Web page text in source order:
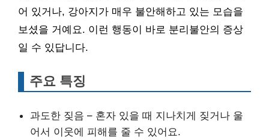
어 있거나, 강아지가 매우 불안해하고 있는 모습을
보셨을 거예요. 이런 행동이 바로 분리불안의 증상
일 수 있답니다.
주요 특징
과도한 짖음 – 혼자 있을 때 지나치게 짖거나 울
어서 이웃에 피해를 줄 수 있어요.